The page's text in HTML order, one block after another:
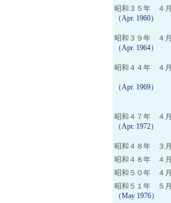
昭和３５年 ４月
（Apr. 1960）
昭和３９年 ４月
（Apr. 1964）
昭和４４年 ４月
（Apr. 1969）
昭和４７年 ４月
（Apr. 1972）
昭和４８年 ３月
昭和４８年 ４月
昭和５０年 ４月
昭和５１年 ５月
（May 1976）